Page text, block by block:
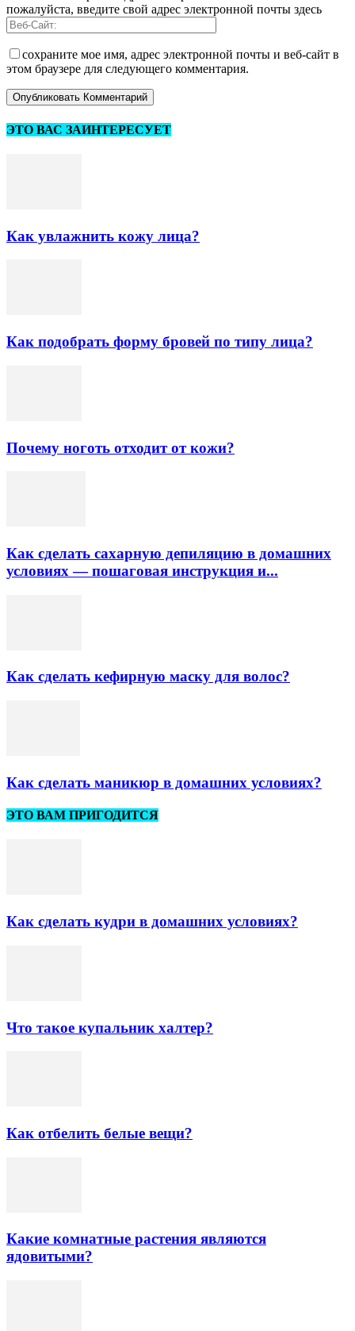
пожалуйста, введите свой адрес электронной почты здесь
сохраните мое имя, адрес электронной почты и веб-сайт в
этом браузере для следующего комментария.
ЭТО ВАС ЗАИНТЕРЕСУЕТ
Как увлажнить кожу лица?
Как подобрать форму бровей по типу лица?
Почему ноготь отходит от кожи?
Как сделать сахарную депиляцию в домашних
условиях — пошаговая инструкция и...
Как сделать кефирную маску для волос?
Как сделать маникюр в домашних условиях?
ЭТО ВАМ ПРИГОДИТСЯ
Как сделать кудри в домашних условиях?
Что такое купальник халтер?
Как отбелить белые вещи?
Какие комнатные растения являются
ядовитыми?